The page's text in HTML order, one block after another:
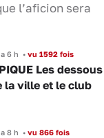
l’aficion sera
6 h •vu 1592 fois
Les
la ville et le club
8 h •vu 866 fois